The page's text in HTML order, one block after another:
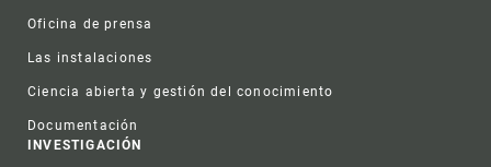
Oficina de prensa
Las instalaciones
Ciencia abierta y gestión del conocimiento
Documentación
INVESTIGACIÓN